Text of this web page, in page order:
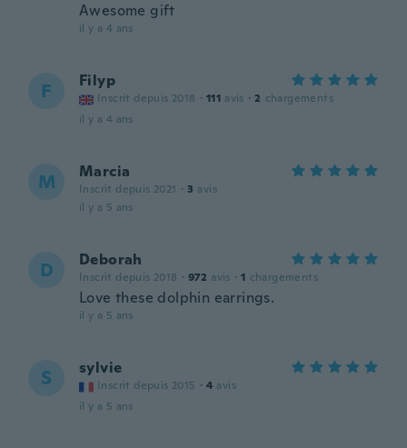
Awesome gift
il y a 4 ans
F Filyp
Inscrit depuis 2018 · 111 avis · 2 chargements
il y a 4 ans
M Marcia
Inscrit depuis 2021 · 3 avis
il y a 5 ans
D Deborah
Inscrit depuis 2018 · 972 avis · 1 chargements
Love these dolphin earrings.
il y a 5 ans
S sylvie
Inscrit depuis 2015 · 4 avis
il y a 5 ans